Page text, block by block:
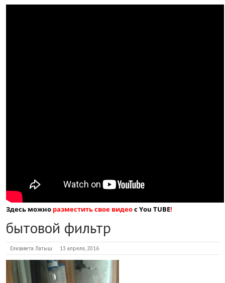
Здесь можно разместить свое видеос You TUBE!
бытовой фильтр
Елизавета Латыш 13 апреля, 2016